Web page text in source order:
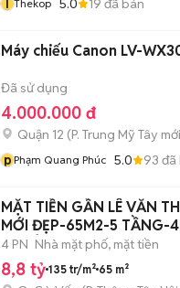
Thekop
Máy chiếu Canon LV-
Đã sử dụng
4.000.000 đ
Quận 12 (P. Trung Mỹ Tây
pPhạm Quang Phúc 5.0 93 đã
MẶT TIỀN GẦN LÊ VĂN
MỚI ĐẸP-65M2-5 TẦNG-
8,8TỶ TL
4 PN Nhà mặt phố, mặt tiền
8,8 tỷ 135 tr/m² 65 m²